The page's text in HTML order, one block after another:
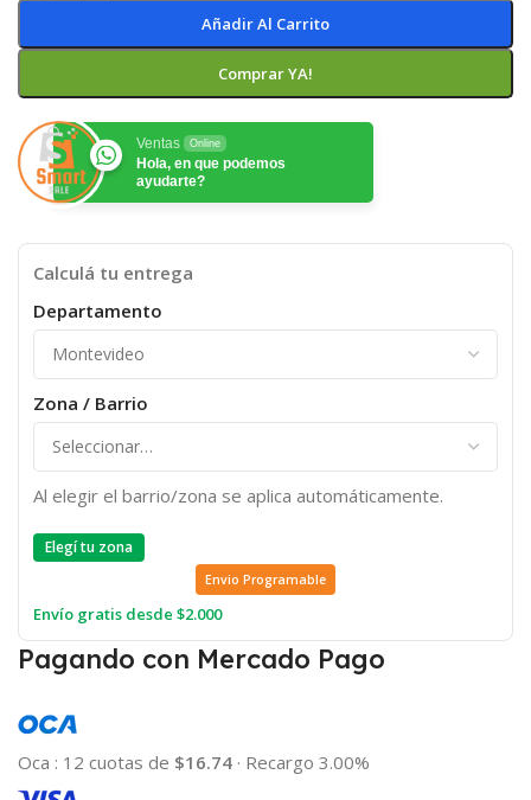
Añadir Al Carrito
Comprar YA!
Ventas Online
Hola, en que podemos
ayudarte?
Calculá tu entrega
Departamento
Zona / Barrio
Al elegir el barrio/zona se aplica automáticamente.
Elegí tu zona
Envio Programable
Envío gratis desde $2.000
Pagando con Mercado Pago
Oca : 12 cuotas de $16.74 · Recargo 3.00%